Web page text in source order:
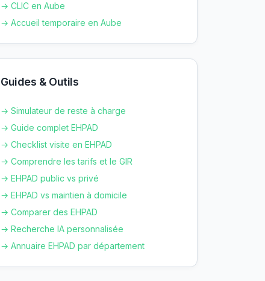
→ CLIC en Aube
→ Accueil temporaire en Aube
Guides & Outils
→ Simulateur de reste à charge
→ Guide complet EHPAD
→ Checklist visite en EHPAD
→ Comprendre les tarifs et le GIR
→ EHPAD public vs privé
→ EHPAD vs maintien à domicile
→ Comparer des EHPAD
→ Recherche IA personnalisée
→ Annuaire EHPAD par département